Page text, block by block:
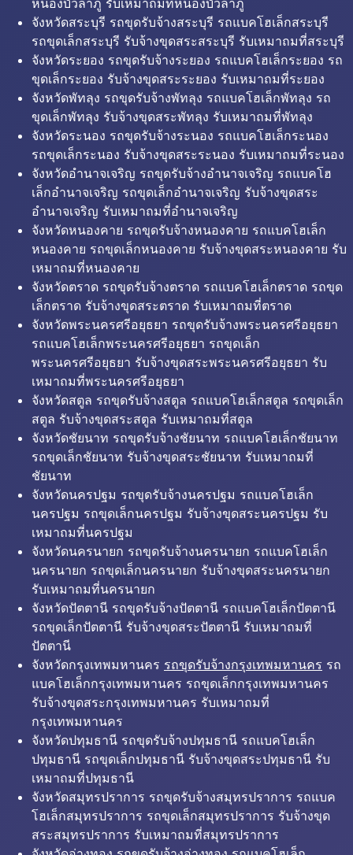
หนองบัวลำภู รับเหมาถมที่หนองบัวลำภู
จังหวัดสระบุรี รถขุดรับจ้างสระบุรี รถแบคโฮเล็กสระบุรี
รถขุดเล็กสระบุรี รับจ้างขุดสระสระบุรี รับเหมาถมที่สระบุรี
จังหวัดระยอง รถขุดรับจ้างระยอง รถแบคโฮเล็กระยอง รถ
ขุดเล็กระยอง รับจ้างขุดสระระยอง รับเหมาถมที่ระยอง
จังหวัดพัทลุง รถขุดรับจ้างพัทลุง รถแบคโฮเล็กพัทลุง รถ
ขุดเล็กพัทลุง รับจ้างขุดสระพัทลุง รับเหมาถมที่พัทลุง
จังหวัดระนอง รถขุดรับจ้างระนอง รถแบคโฮเล็กระนอง
รถขุดเล็กระนอง รับจ้างขุดสระระนอง รับเหมาถมที่ระนอง
จังหวัดอำนาจเจริญ รถขุดรับจ้างอำนาจเจริญ รถแบคโฮ
เล็กอำนาจเจริญ รถขุดเล็กอำนาจเจริญ รับจ้างขุดสระ
อำนาจเจริญ รับเหมาถมที่อำนาจเจริญ
จังหวัดหนองคาย รถขุดรับจ้างหนองคาย รถแบคโฮเล็ก
หนองคาย รถขุดเล็กหนองคาย รับจ้างขุดสระหนองคาย รับ
เหมาถมที่หนองคาย
จังหวัดตราด รถขุดรับจ้างตราด รถแบคโฮเล็กตราด รถขุด
เล็กตราด รับจ้างขุดสระตราด รับเหมาถมที่ตราด
จังหวัดพระนครศรีอยุธยา รถขุดรับจ้างพระนครศรีอยุธยา
รถแบคโฮเล็กพระนครศรีอยุธยา รถขุดเล็ก
พระนครศรีอยุธยา รับจ้างขุดสระพระนครศรีอยุธยา รับ
เหมาถมที่พระนครศรีอยุธยา
จังหวัดสตูล รถขุดรับจ้างสตูล รถแบคโฮเล็กสตูล รถขุดเล็ก
สตูล รับจ้างขุดสระสตูล รับเหมาถมที่สตูล
จังหวัดชัยนาท รถขุดรับจ้างชัยนาท รถแบคโฮเล็กชัยนาท
รถขุดเล็กชัยนาท รับจ้างขุดสระชัยนาท รับเหมาถมที่
ชัยนาท
จังหวัดนครปฐม รถขุดรับจ้างนครปฐม รถแบคโฮเล็ก
นครปฐม รถขุดเล็กนครปฐม รับจ้างขุดสระนครปฐม รับ
เหมาถมที่นครปฐม
จังหวัดนครนายก รถขุดรับจ้างนครนายก รถแบคโฮเล็ก
นครนายก รถขุดเล็กนครนายก รับจ้างขุดสระนครนายก
รับเหมาถมที่นครนายก
จังหวัดปัตตานี รถขุดรับจ้างปัตตานี รถแบคโฮเล็กปัตตานี
รถขุดเล็กปัตตานี รับจ้างขุดสระปัตตานี รับเหมาถมที่
ปัตตานี
จังหวัดกรุงเทพมหานคร รถขุดรับจ้างกรุงเทพมหานคร รถ
แบคโฮเล็กกรุงเทพมหานคร รถขุดเล็กกรุงเทพมหานคร
รับจ้างขุดสระกรุงเทพมหานคร รับเหมาถมที่
กรุงเทพมหานคร
จังหวัดปทุมธานี รถขุดรับจ้างปทุมธานี รถแบคโฮเล็ก
ปทุมธานี รถขุดเล็กปทุมธานี รับจ้างขุดสระปทุมธานี รับ
เหมาถมที่ปทุมธานี
จังหวัดสมุทรปราการ รถขุดรับจ้างสมุทรปราการ รถแบค
โฮเล็กสมุทรปราการ รถขุดเล็กสมุทรปราการ รับจ้างขุด
สระสมุทรปราการ รับเหมาถมที่สมุทรปราการ